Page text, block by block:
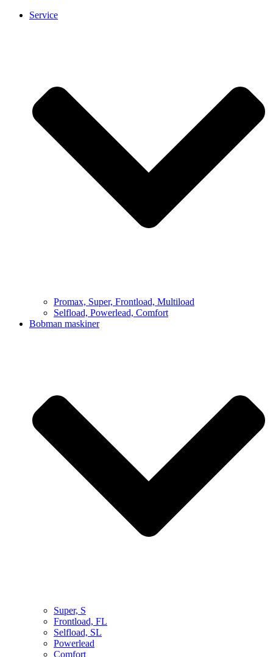
Service
Promax, Super, Frontload, Multiload
Selfload, Powerlead, Comfort
Bobman maskiner
Super, S
Frontload, FL
Selfload, SL
Powerlead
Comfort